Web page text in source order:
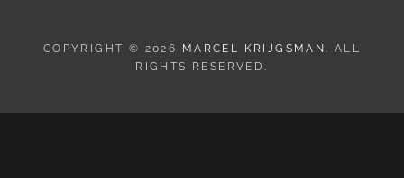
COPYRIGHT © 2026 MARCEL KRIJGSMAN. ALL
RIGHTS RESERVED.